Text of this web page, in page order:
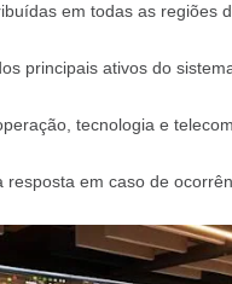
em todas as regiões
principais ativos do
tecnologia e
em caso de